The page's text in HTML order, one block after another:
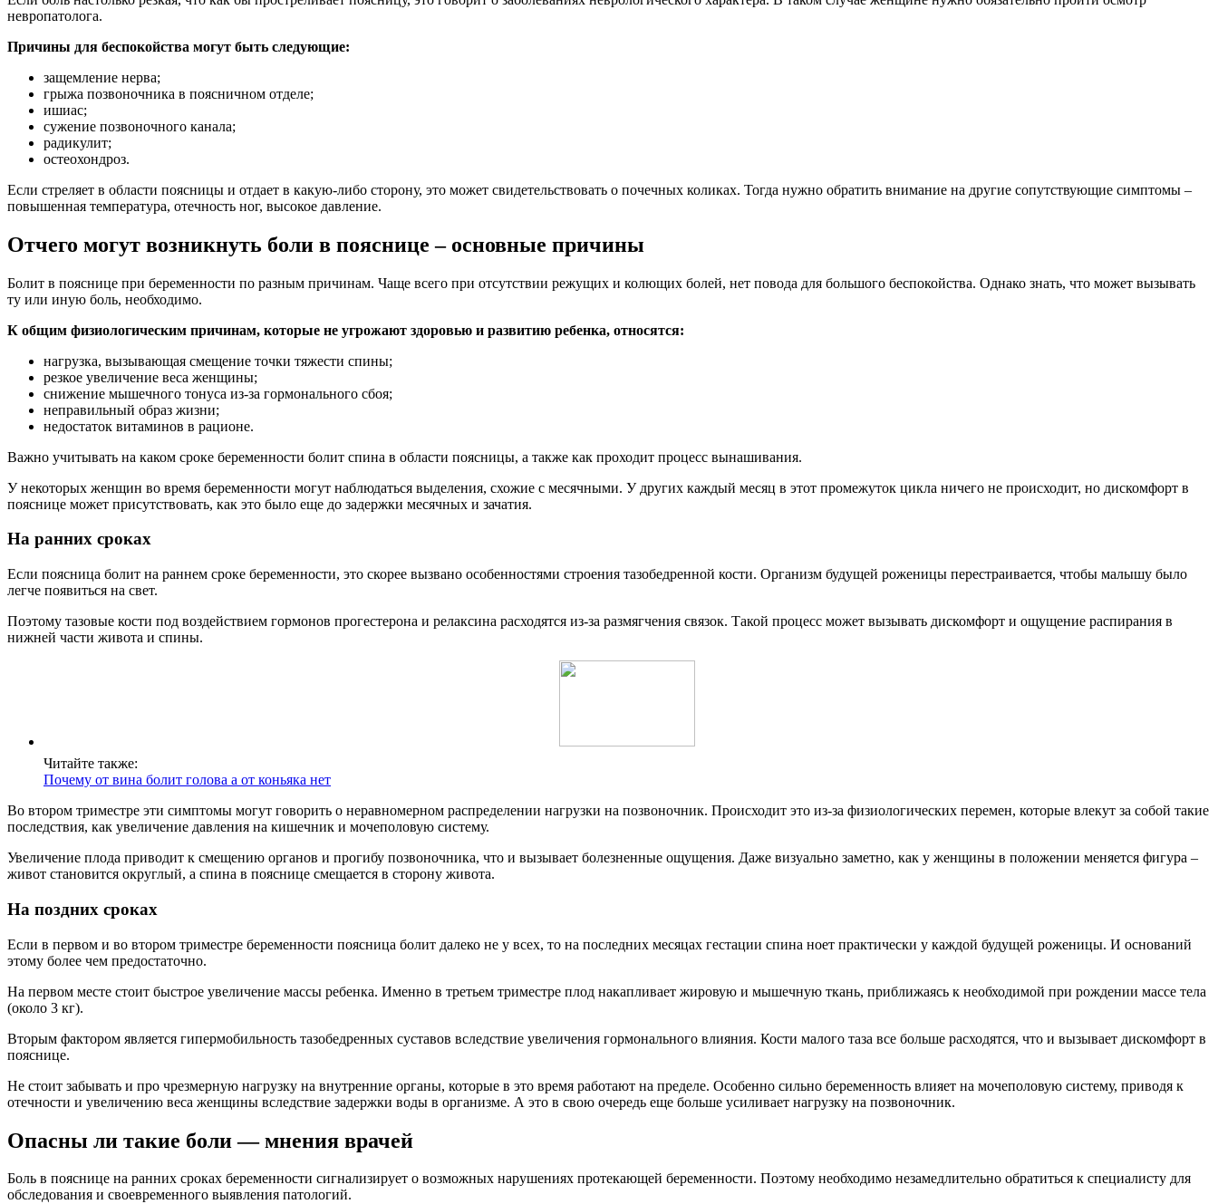
невропатолога.
Причины для беспокойства могут быть следующие:
защемление нерва;
грыжа позвоночника в поясничном отделе;
ишиас;
сужение позвоночного канала;
радикулит;
остеохондроз.
Если стреляет в области поясницы и отдает в какую-либо сторону, это может свидетельствовать о почечных коликах. Тогда нужно обратить внимание на другие сопутствующие симптомы –
повышенная температура, отечность ног, высокое давление.
Отчего могут возникнуть боли в пояснице – основные причины
Болит в пояснице при беременности по разным причинам. Чаще всего при отсутствии режущих и колющих болей, нет повода для большого беспокойства. Однако знать, что может вызывать
ту или иную боль, необходимо.
К общим физиологическим причинам, которые не угрожают здоровью и развитию ребенка, относятся:
нагрузка, вызывающая смещение точки тяжести спины;
резкое увеличение веса женщины;
снижение мышечного тонуса из-за гормонального сбоя;
неправильный образ жизни;
недостаток витаминов в рационе.
Важно учитывать на каком сроке беременности болит спина в области поясницы, а также как проходит процесс вынашивания.
У некоторых женщин во время беременности могут наблюдаться выделения, схожие с месячными. У других каждый месяц в этот промежуток цикла ничего не происходит, но дискомфорт в
пояснице может присутствовать, как это было еще до задержки месячных и зачатия.
На ранних сроках
Если поясница болит на раннем сроке беременности, это скорее вызвано особенностями строения тазобедренной кости. Организм будущей роженицы перестраивается, чтобы малышу было
легче появиться на свет.
Поэтому тазовые кости под воздействием гормонов прогестерона и релаксина расходятся из-за размягчения связок. Такой процесс может вызывать дискомфорт и ощущение распирания в
нижней части живота и спины.
Читайте также:
Почему от вина болит голова а от коньяка нет
Во втором триместре эти симптомы могут говорить о неравномерном распределении нагрузки на позвоночник. Происходит это из-за физиологических перемен, которые влекут за собой такие
последствия, как увеличение давления на кишечник и мочеполовую систему.
Увеличение плода приводит к смещению органов и прогибу позвоночника, что и вызывает болезненные ощущения. Даже визуально заметно, как у женщины в положении меняется фигура –
живот становится округлый, а спина в пояснице смещается в сторону живота.
На поздних сроках
Если в первом и во втором триместре беременности поясница болит далеко не у всех, то на последних месяцах гестации спина ноет практически у каждой будущей роженицы. И оснований
этому более чем предостаточно.
На первом месте стоит быстрое увеличение массы ребенка. Именно в третьем триместре плод накапливает жировую и мышечную ткань, приближаясь к необходимой при рождении массе тела
(около 3 кг).
Вторым фактором является гипермобильность тазобедренных суставов вследствие увеличения гормонального влияния. Кости малого таза все больше расходятся, что и вызывает дискомфорт в
пояснице.
Не стоит забывать и про чрезмерную нагрузку на внутренние органы, которые в это время работают на пределе. Особенно сильно беременность влияет на мочеполовую систему, приводя к
отечности и увеличению веса женщины вследствие задержки воды в организме. А это в свою очередь еще больше усиливает нагрузку на позвоночник.
Опасны ли такие боли — мнения врачей
Боль в пояснице на ранних сроках беременности сигнализирует о возможных нарушениях протекающей беременности. Поэтому необходимо незамедлительно обратиться к специалисту для
обследования и своевременного выявления патологий.